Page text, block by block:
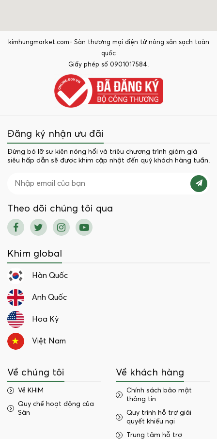
kimhungmarket.com- Sàn thương mại điện tử nông sản sạch toàn
quốc
Giấy phép số 0901017584.
Đăng ký nhận ưu đãi
Đừng bỏ lỡ sự kiện nóng hổi và triệu chương trình giảm giá
siêu hấp dẫn sẽ được khim cập nhật đến quý khách hàng tuần.
Theo dõi chúng tôi qua
Khim global
Hàn Quốc
Anh Quốc
Hoa Kỳ
Việt Nam
Về chúng tôi
Về KHIM
Quy chế hoạt động của
Sàn
Về khách hàng
Chính sách bảo mật
thông tin
Quy trình hỗ trợ giải
quyết khiếu nại
Trung tâm hỗ trợ